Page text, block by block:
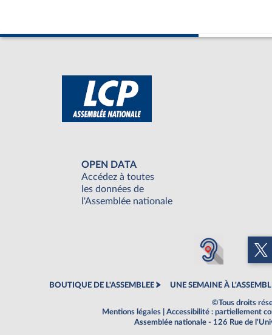
OPEN DATA
Accédez à toutes
les données de
l'Assemblée nationale
BOUTIQUE DE L'ASSEMBLEE UNE SEMAINE À
©Tous droits
Mentions légales
Accessibilité : partiellement
Assemblée nationale - 126 Rue de